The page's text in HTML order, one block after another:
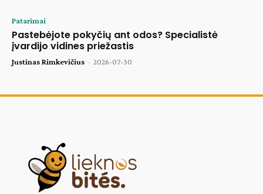
Patarimai
Pastebėjote pokyčių ant odos? Specialistė
įvardijo vidines priežastis
Justinas Rimkevičius - 2026-07-30